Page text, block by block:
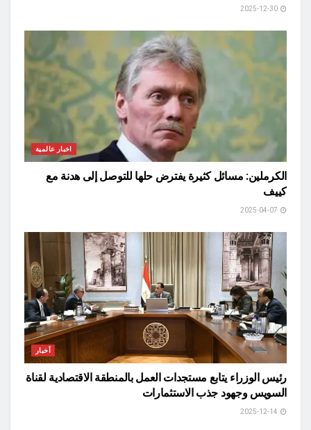
اخبار عالمية
الكرملين: مسائل كثيرة يفترض حلها للتوصل إلى هدنة مع
كييف
أخبار
رئيس الوزراء يتابع مستجدات العمل بالمنطقة الاقتصادية لقناة
السويس وجهود جذب الاستثمارات